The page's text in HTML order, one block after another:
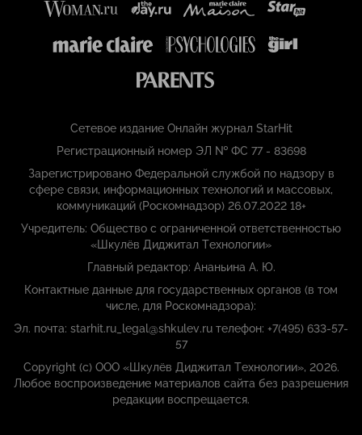
Сетевое издание Онлайн журнал StarHit
Регистрационный номер ЭЛ № ФС 77 - 83698
Зарегистрировано Федеральной службой по надзору в
сфере связи, информационных технологий и массовых,
коммуникаций (Роскомнадзор) 26.07.2022 18+
Учредитель: Общество с ограниченной ответственностью
«Шкулёв Диджитал Технологии»
Главный редактор: Ананьина А. Ю.
Контактные данные для государственных органов (в том
числе, для Роскомнадзора):
Эл. почта: starhit.ru_legal@shkulev.ru телефон: +7(495) 633-57-
57
Copyright (с) ООО «Шкулёв Диджитал Технологии», 2026.
Любое воспроизведение материалов сайта без разрешения
редакции воспрещается.